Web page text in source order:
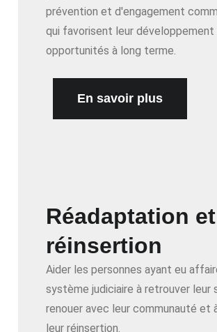
prévention et d'engagement
qui favorisent leur développement
opportunités à long terme.
En savoir plus
Réadaptation et
réinsertion
Aider les personnes ayant eu
système judiciaire à retrouver leur
renouer avec leur communauté et
leur réinsertion.